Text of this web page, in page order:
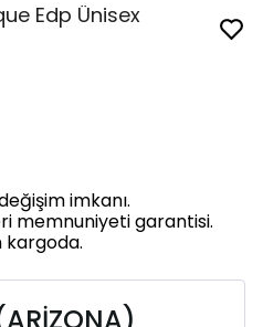
Edp Ünisex
imkanı.
memnuniyeti garantisi.
kargoda.